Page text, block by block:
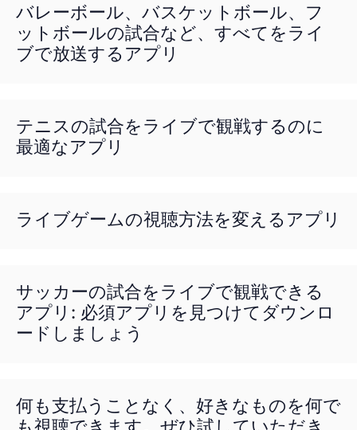
バレーボール、バスケットボール、フ
ットボールの試合など、すべてをライ
ブで放送するアプリ
テニスの試合をライブで観戦するのに
最適なアプリ
ライブゲームの視聴方法を変えるアプリ
サッカーの試合をライブで観戦できる
アプリ: 必須アプリを見つけてダウンロ
ードしましょう
何も支払うことなく、好きなものを何で
も視聴できます。ぜひ試していただき